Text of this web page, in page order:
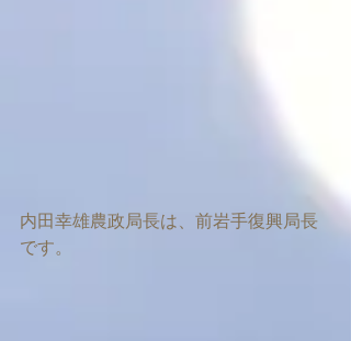
内田幸雄農政局長は、前岩手復興局長
です。